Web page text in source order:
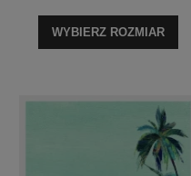
WYBIERZ ROZMIAR